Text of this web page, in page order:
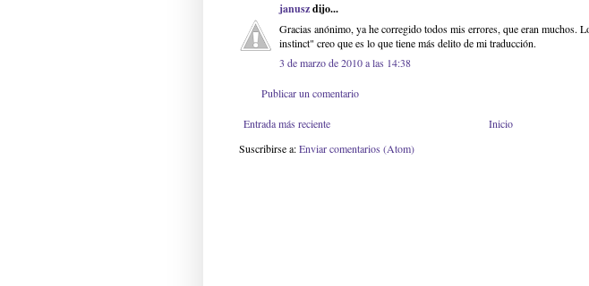
januszdijo...
Gracias anónimo, ya he corregido todos mis errores, que eran muchos.
instinct" creo que es lo que tiene más delito de mi traducción.
3 de marzo de 2010 a las 14:38
Publicar un comentario
Entrada más reciente
Inicio
Suscribirse a:Enviar comentarios (Atom)